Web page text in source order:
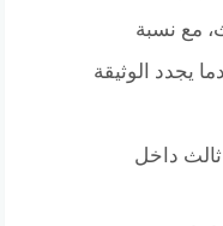
مع نسبة
يجدد الوثيقة
داخل